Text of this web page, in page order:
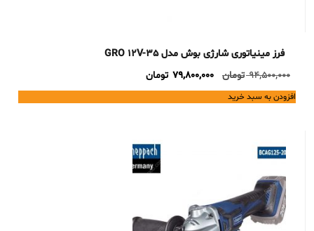
فرز مینیاتوری شارژی بوش مدل GRO 12V-35
94,500,000 تومان
Original
price
was:
79,800,000 تومانCurrent
price
is:
افزودن به سبد خرید